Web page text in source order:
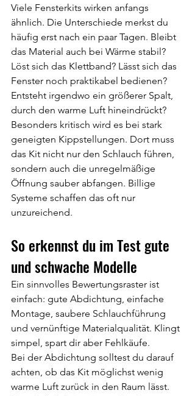
Viele Fensterkits wirken anfangs
ähnlich. Die Unterschiede merkst du
häufig erst nach ein paar Tagen. Bleibt
das Material auch bei Wärme stabil?
Löst sich das Klettband? Lässt sich das
Fenster noch praktikabel bedienen?
Entsteht irgendwo ein größerer Spalt,
durch den warme Luft hineindrückt?
Besonders kritisch wird es bei stark
geneigten Kippstellungen. Dort muss
das Kit nicht nur den Schlauch führen,
sondern auch die unregelmäßige
Öffnung sauber abfangen. Billige
Systeme schaffen das oft nur
unzureichend.
So erkennst du im Test gute
und schwache Modelle
Ein sinnvolles Bewertungsraster ist
einfach: gute Abdichtung, einfache
Montage, saubere Schlauchführung
und vernünftige Materialqualität. Klingt
simpel, spart dir aber Fehlkäufe.
Bei der Abdichtung solltest du darauf
achten, ob das Kit möglichst wenig
warme Luft zurück in den Raum lässt.